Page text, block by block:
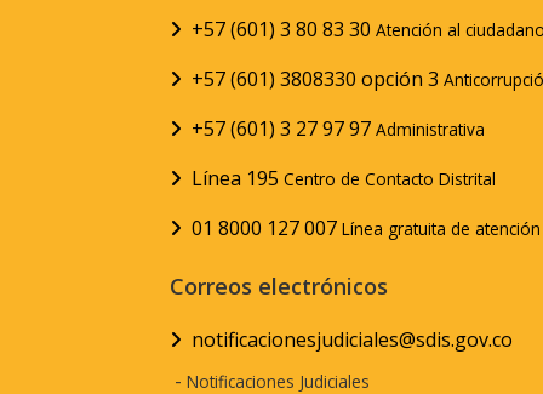
+57 (601) 3 80 83 30 Atención al
+57 (601) 3808330 opción 3
+57 (601) 3 27 97 97 Administrativa
Línea 195 Centro de Contacto Distrital
01 8000 127 007 Línea gratuita de
Correos electrónicos
notificacionesjudiciales@sdis.gov.co
- Notificaciones Judiciales